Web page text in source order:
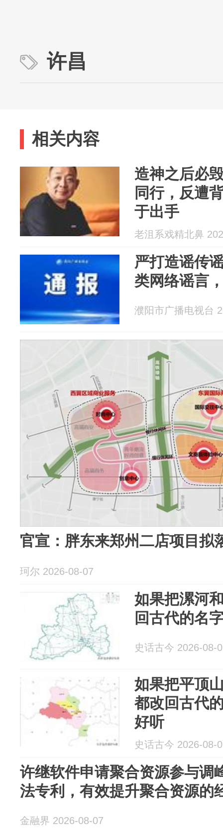
许昌
相关内容
造神之后必
同行，反遭
于出手
老沮系戏精北鼻
严打造谣传
类网络谣言
濮阳市广播电视台
官宣：胖东来郑州二店项目拟
珂尔 2026-08-07
如果把漯河
回古代的名
史话古今 2026-08-
如果把平顶
都改回古代
好听
史话古今 2026-08-
许继软件申请聚合资源参与调
法专利，有效提升聚合资源的
金融界 2026-08-07